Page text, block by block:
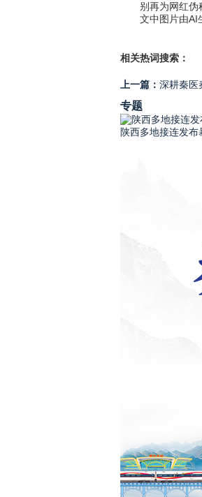
别再为网红伪科
文中图片由AI
相关热词搜索：
上一篇： 深耕秦医
专题
陕西多地接连发